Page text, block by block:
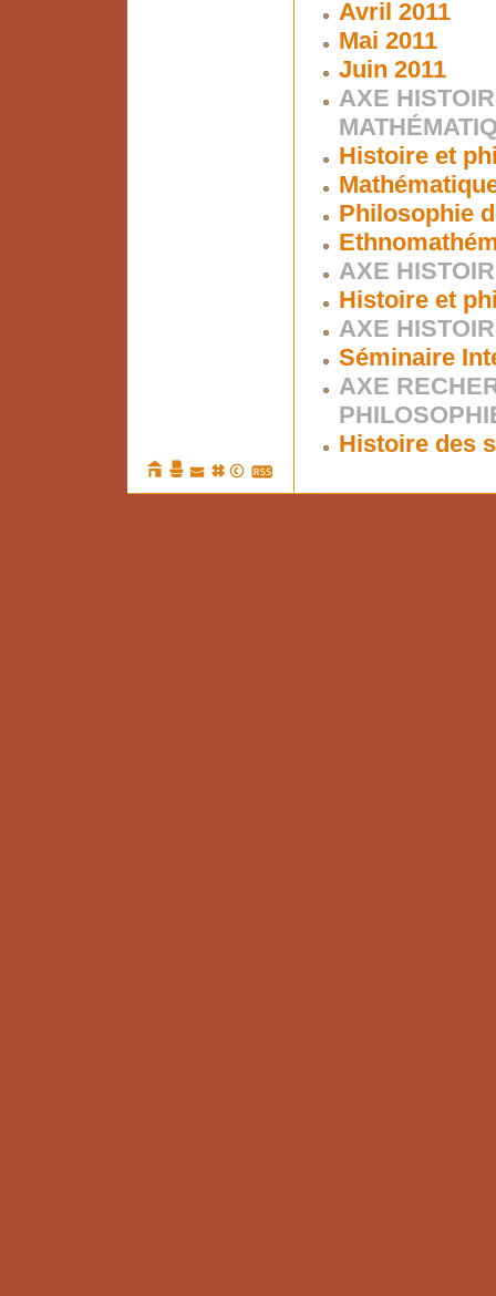
Avril 2011
Mai 2011
Juin 2011
AXE
Histoire et
Philosophie
AXE
Histoire et
AXE
Séminaire
AXE
Histoire des